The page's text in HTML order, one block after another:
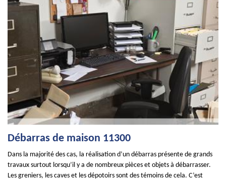
Débarras de maison 11300
Dans la majorité des cas, la réalisation d’un débarras présente de grands
travaux surtout lorsqu’il y a de nombreux pièces et objets à débarrasser.
Les greniers, les caves et les dépotoirs sont des témoins de cela. C’est